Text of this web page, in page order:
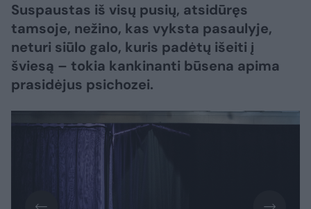
Suspaustas iš visų pusių, atsidūręs
tamsoje, nežino, kas vyksta pasaulyje,
neturi siūlo galo, kuris padėtų išeiti į
šviesą – tokia kankinanti būsena apima
prasidėjus psichozei.